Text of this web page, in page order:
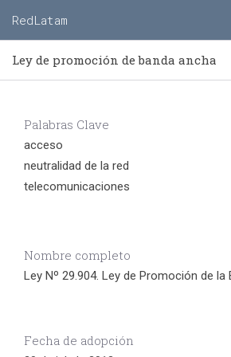
RedLatam
Ley de promoción de banda ancha
Palabras Clave
acceso
neutralidad de la red
telecomunicaciones
Nombre completo
Ley Nº 29.904. Ley de Promoción de
Fecha de adopción